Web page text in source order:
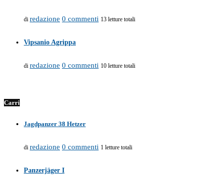
di redazione 0 commenti 13 letture totali
Vipsanio Agrippa
di redazione 0 commenti 10 letture totali
Carri
Jagdpanzer 38 Hetzer
di redazione 0 commenti 1 letture totali
Panzerjäger I